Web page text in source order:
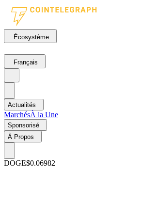
Écosystème
Français
Actualités
MarchésÀ la Une
Sponsorisé
À Propos
DOGE$0.06982